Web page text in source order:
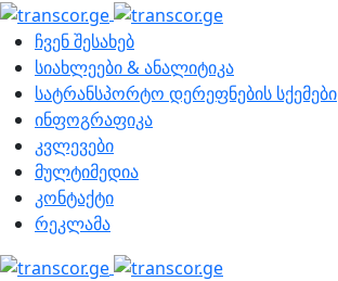
ჩვენ შესახებ
სიახლეები & ანალიტიკა
სატრანსპორტო დერეფნების სქემები
ინფოგრაფიკა
კვლევები
მულტიმედია
კონტაქტი
რეკლამა